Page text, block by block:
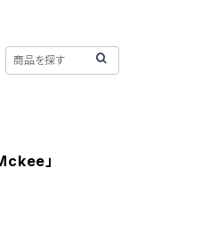
」